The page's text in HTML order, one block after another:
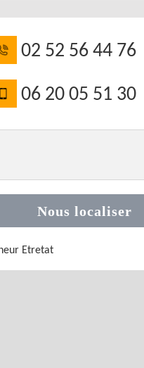
02 52 56 44 76
06 20 05 51 30
Nous localiser
Etretat